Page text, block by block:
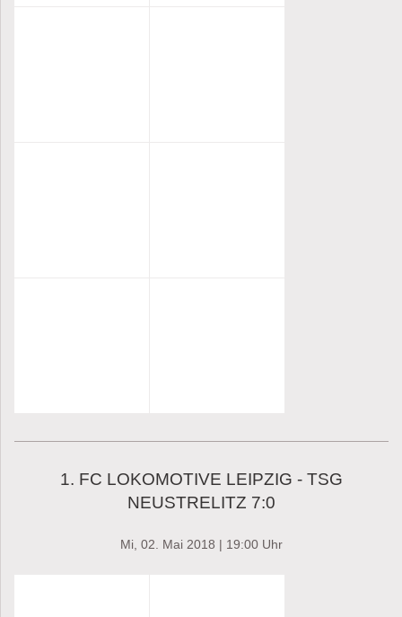
1. FC LOKOMOTIVE LEIPZIG - TSG
NEUSTRELITZ 7:0
Mi, 02. Mai 2018 | 19:00 Uhr